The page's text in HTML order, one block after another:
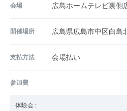
会場 広島ホームテレビ裏側
開催場所 広島県広島市中区白島
支払方法 会場払い
参加費
体験会 :